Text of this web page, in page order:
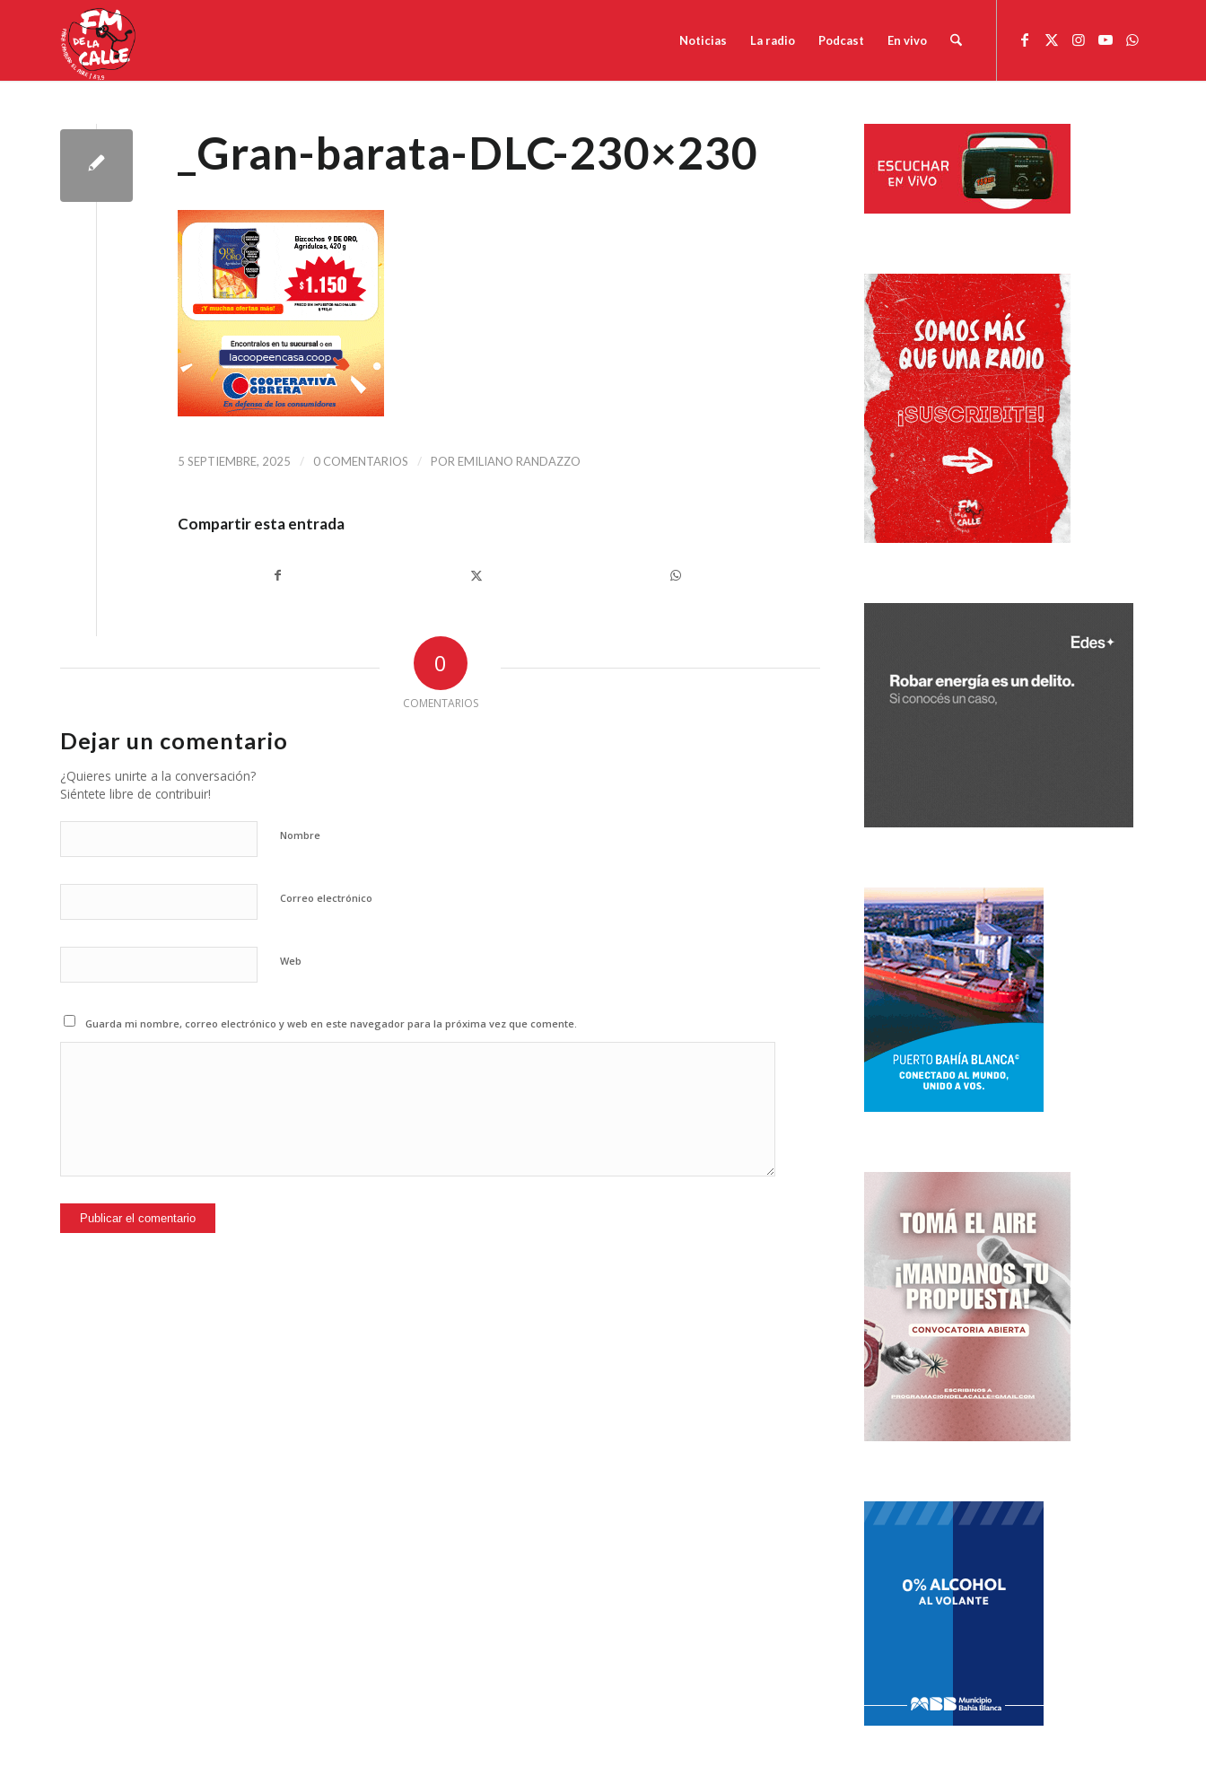
Noticias La radio Podcast En vivo
_Gran-barata-DLC-230×230
5 SEPTIEMBRE, 2025 / 0 COMENTARIOS / POR EMILIANO RANDAZZO
Compartir esta entrada
0
COMENTARIOS
Dejar un comentario
¿Quieres unirte a la conversación?
Siéntete libre de contribuir!
Nombre
Correo electrónico
Web
Guarda mi nombre, correo electrónico y web en este navegador para la próxima vez que comente.